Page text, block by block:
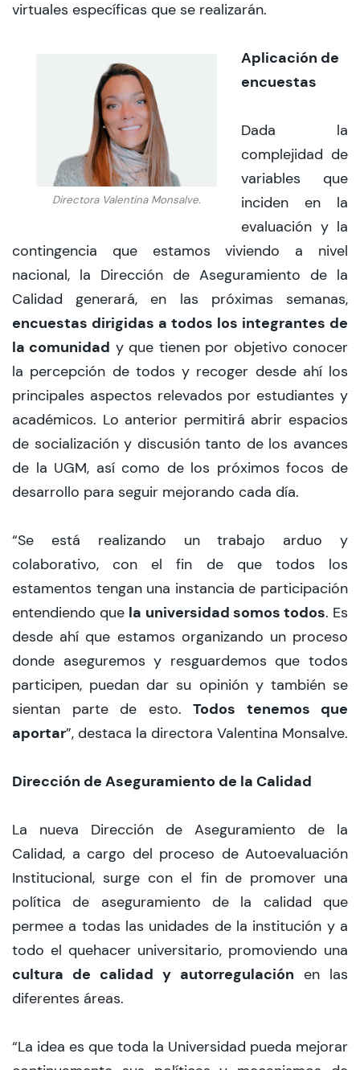
virtuales específicas que se realizarán.
Directora Valentina Monsalve.
Aplicación de
encuestas
Dada la
complejidad de
variables que
inciden en la
evaluación y la
contingencia que estamos viviendo a nivel
nacional, la Dirección de Aseguramiento de la
Calidad generará, en las próximas semanas,
encuestas dirigidas a todos los integrantes de
la comunidad y que tienen por objetivo conocer
la percepción de todos y recoger desde ahí los
principales aspectos relevados por estudiantes y
académicos. Lo anterior permitirá abrir espacios
de socialización y discusión tanto de los avances
de la UGM, así como de los próximos focos de
desarrollo para seguir mejorando cada día.
“Se está realizando un trabajo arduo y
colaborativo, con el fin de que todos los
estamentos tengan una instancia de participación
entendiendo que la universidad somos todos. Es
desde ahí que estamos organizando un proceso
donde aseguremos y resguardemos que todos
participen, puedan dar su opinión y también se
sientan parte de esto. Todos tenemos que
aportar”, destaca la directora Valentina Monsalve.
Dirección de Aseguramiento de la Calidad
La nueva Dirección de Aseguramiento de la
Calidad, a cargo del proceso de Autoevaluación
Institucional, surge con el fin de promover una
política de aseguramiento de la calidad que
permee a todas las unidades de la institución y a
todo el quehacer universitario, promoviendo una
cultura de calidad y autorregulación en las
diferentes áreas.
“La idea es que toda la Universidad pueda mejorar